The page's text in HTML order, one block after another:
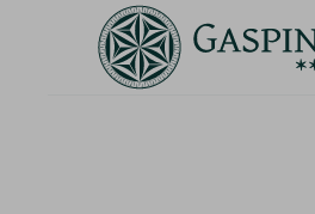
FAMILIENURLAUB IM
ANGEBOT ENTDECKEN